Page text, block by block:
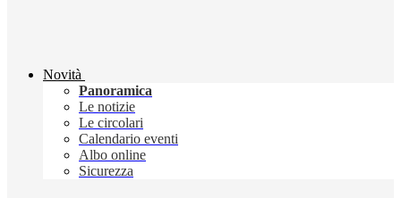
Novità
Panoramica
Le notizie
Le circolari
Calendario eventi
Albo online
Sicurezza